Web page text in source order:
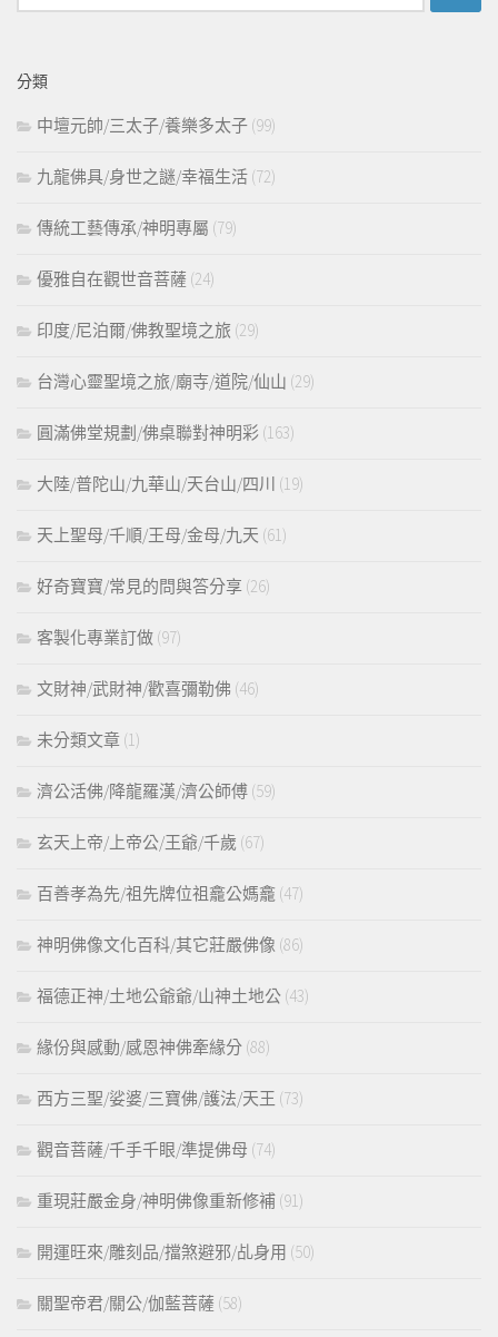
尋
字:
分類
中壇元帥/三太子/養樂多太子 (99)
九龍佛具/身世之謎/幸福生活 (72)
傳統工藝傳承/神明專屬 (79)
優雅自在觀世音菩薩 (24)
印度/尼泊爾/佛教聖境之旅 (29)
台灣心靈聖境之旅/廟寺/道院/仙山 (29)
圓滿佛堂規劃/佛桌聯對神明彩 (163)
大陸/普陀山/九華山/天台山/四川 (19)
天上聖母/千順/王母/金母/九天 (61)
好奇寶寶/常見的問與答分享 (26)
客製化專業訂做 (97)
文財神/武財神/歡喜彌勒佛 (46)
未分類文章 (1)
濟公活佛/降龍羅漢/濟公師傅 (59)
玄天上帝/上帝公/王爺/千歲 (67)
百善孝為先/祖先牌位祖龕公媽龕 (47)
神明佛像文化百科/其它莊嚴佛像 (86)
福德正神/土地公爺爺/山神土地公 (43)
緣份與感動/感恩神佛牽緣分 (88)
西方三聖/娑婆/三寶佛/護法/天王 (73)
觀音菩薩/千手千眼/準提佛母 (74)
重現莊嚴金身/神明佛像重新修補 (91)
開運旺來/雕刻品/擋煞避邪/乩身用 (50)
關聖帝君/關公/伽藍菩薩 (58)